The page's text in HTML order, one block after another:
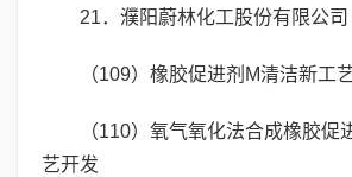
21．濮阳蔚林化工股份有限公司
（109）橡胶促进剂M清洁新工
（110）氧气氧化法合成橡胶促
艺开发